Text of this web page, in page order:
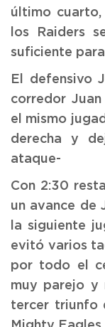
último
los Raiders
suficiente
El defensivo
corredor
el mismo
derecha y
ataque-
Con 2:30
un avance de
la siguiente
evitó varios
por todo el
muy parejo y
tercer triunfo